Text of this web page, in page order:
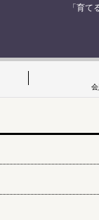
「育
会